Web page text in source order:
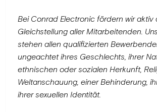
Bei Conrad Electronic fördern wir aktiv
Gleichstellung aller Mitarbeitenden.
stehen allen qualifizierten
ungeachtet ihres Geschlechts, ihrer
ethnischen oder sozialen Herkunft,
Weltanschauung, einer Behinderung,
ihrer sexuellen Identität.